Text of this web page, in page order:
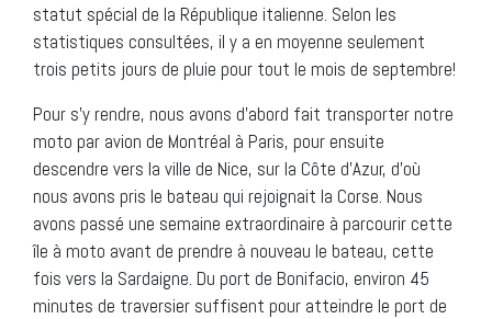
statut spécial de la République italienne. Selon les
statistiques consultées, il y a en moyenne seulement
trois petits jours de pluie pour tout le mois de septembre!
Pour s’y rendre, nous avons d’abord fait transporter notre
moto par avion de Montréal à Paris, pour ensuite
descendre vers la ville de Nice, sur la Côte d’Azur, d’où
nous avons pris le bateau qui rejoignait la Corse. Nous
avons passé une semaine extraordinaire à parcourir cette
île à moto avant de prendre à nouveau le bateau, cette
fois vers la Sardaigne. Du port de Bonifacio, environ 45
minutes de traversier suffisent pour atteindre le port de